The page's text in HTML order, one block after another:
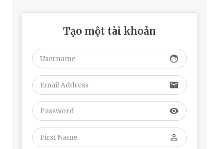
Tạo một tài khoản
face
email
visibility
perm_identity